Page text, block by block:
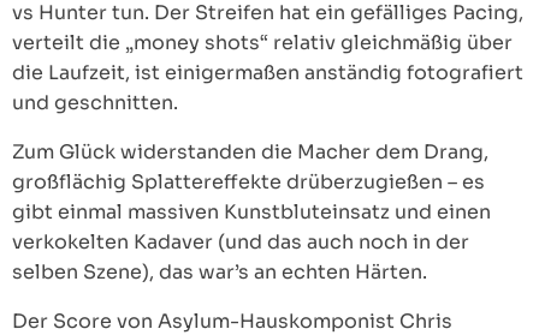
vs Hunter tun. Der Streifen hat ein gefälliges Pacing,
verteilt die „money shots“ relativ gleichmäßig über
die Laufzeit, ist einigermaßen anständig fotografiert
und geschnitten.
Zum Glück widerstanden die Macher dem Drang,
großflächig Splattereffekte drüberzugießen – es
gibt einmal massiven Kunstbluteinsatz und einen
verkokelten Kadaver (und das auch noch in der
selben Szene), das war’s an echten Härten.
Der Score von Asylum-Hauskomponist Chris